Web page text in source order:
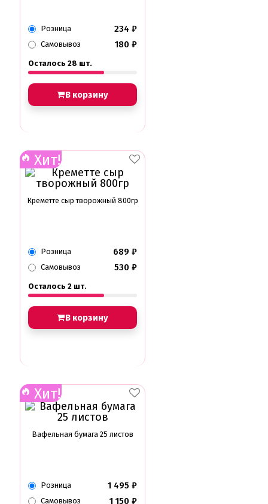
Розница 234 ₽
Самовывоз 180 ₽
Осталось 28 шт.
В корзину
Хит!
Креметте сыр творожный 800гр
Розница 689 ₽
Самовывоз 530 ₽
Осталось 2 шт.
В корзину
Хит!
Вафельная бумага 25 листов
Розница 1 495 ₽
Самовывоз 1 150 ₽